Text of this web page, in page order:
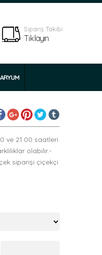
Sipariş Takibi
Tıklayın
ve 21:00 saatleri
olabilir.-
siparişi çiçekçi